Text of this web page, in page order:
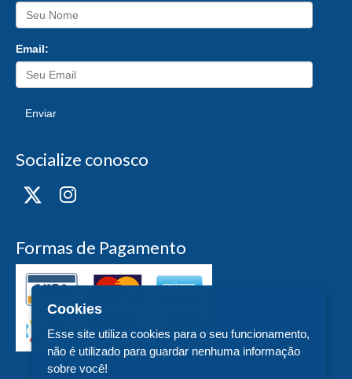
Email:
Enviar
Socialize conosco
Formas de Pagamento
Cookies
Esse site utiliza cookies para o seu funcionamento,
não é utilizado para guardar nenhuma informação
sobre você!